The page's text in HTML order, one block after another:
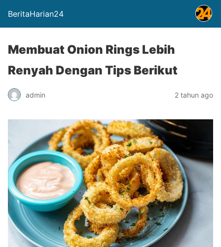
BeritaHarian24
Membuat Onion Rings Lebih
Renyah Dengan Tips Berikut
admin 2 tahun ago